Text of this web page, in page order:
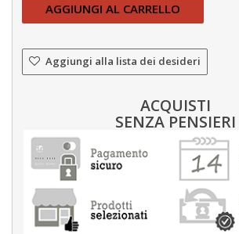
AGGIUNGI AL CARRELLO
Aggiungi alla lista dei desideri
ACQUISTI
SENZA PENSIERI